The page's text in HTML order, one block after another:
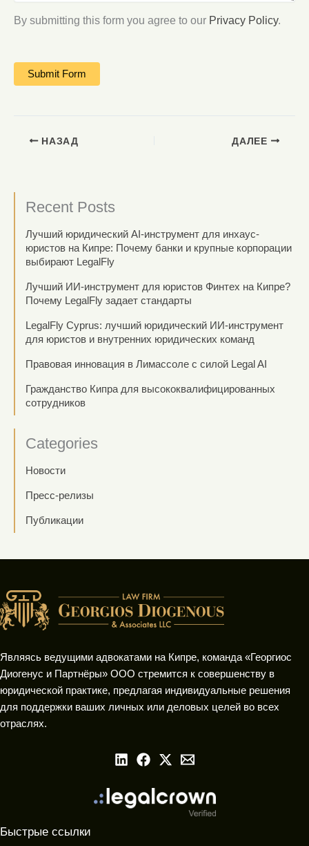
By submitting this form you agree to our Privacy Policy.
НАЗАД ДАЛЕЕ
Recent Posts
Лучший юридический AI-инструмент для инхаус-
юристов на Кипре: Почему банки и крупные корпорации
выбирают LegalFly
Лучший ИИ-инструмент для юристов Финтех на Кипре?
Почему LegalFly задает стандарты
LegalFly Cyprus: лучший юридический ИИ-инструмент
для юристов и внутренних юридических команд
Правовая инновация в Лимассоле с силой Legal AI
Гражданство Кипра для высококвалифицированных
сотрудников
Categories
Новости
Пресс-релизы
Публикации
Являясь ведущими адвокатами на Кипре, команда «Георгиос
Диогенус и Партнёры» ООО стремится к совершенству в
юридической практике, предлагая индивидуальные решения
для поддержки ваших личных или деловых целей во всех
отраслях.
Быстрые ссылки